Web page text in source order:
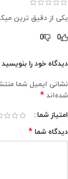
یکی از دقیق ترین
0
0
دیدگاه خود را بنویسید
نشانی ایمیل شما
شده‌اند *
امتیاز شما
دیدگاه شما *